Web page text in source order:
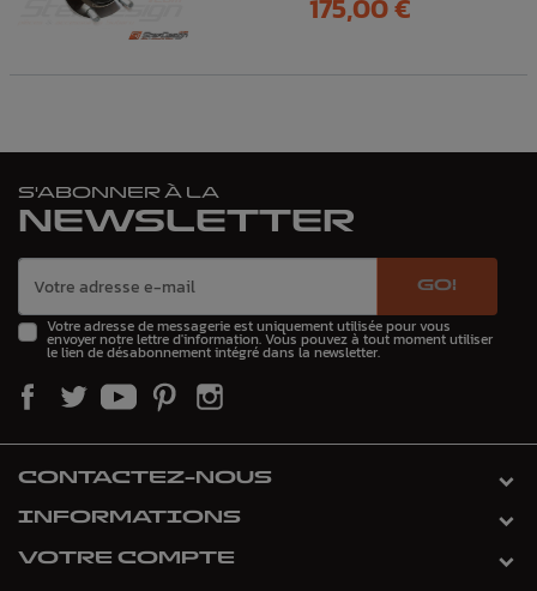
175,00 €
S'ABONNER À LA
NEWSLETTER
GO!
Votre adresse de messagerie est uniquement utilisée pour vous
envoyer notre lettre d'information. Vous pouvez à tout moment utiliser
le lien de désabonnement intégré dans la newsletter.
CONTACTEZ-NOUS
INFORMATIONS
VOTRE COMPTE